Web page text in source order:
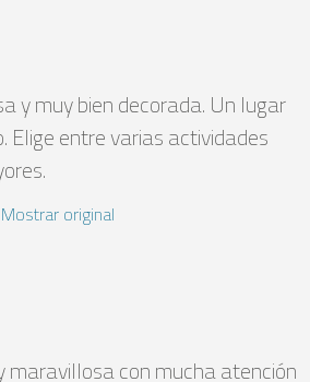
y muy bien decorada. Un lugar
Elige entre varias actividades
Mostrar original
maravillosa con mucha atención